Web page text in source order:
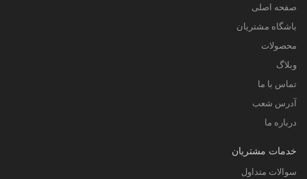
صفحه اصلی
باشگاه مشتریان
محصولات
وبلاگ
تماس با ما
آدرس شعب
درباره ما
خدمات مشتریان
سوالات متداول